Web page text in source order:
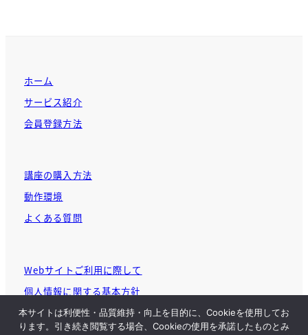
ホーム
サービス紹介
会員登録方法
講座の購入方法
動作環境
よくある質問
Webサイトご利用に際して
個人情報に関する基本方針
本サイトは利便性・品質維持・向上を目的に、Cookieを使用してお
ります。引き続き閲覧する場合、Cookieの使用を承諾したものとみ